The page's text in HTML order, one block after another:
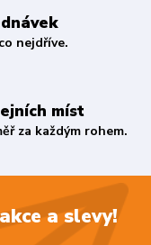
nejdříve.
míst
za každým rohem.
a slevy!